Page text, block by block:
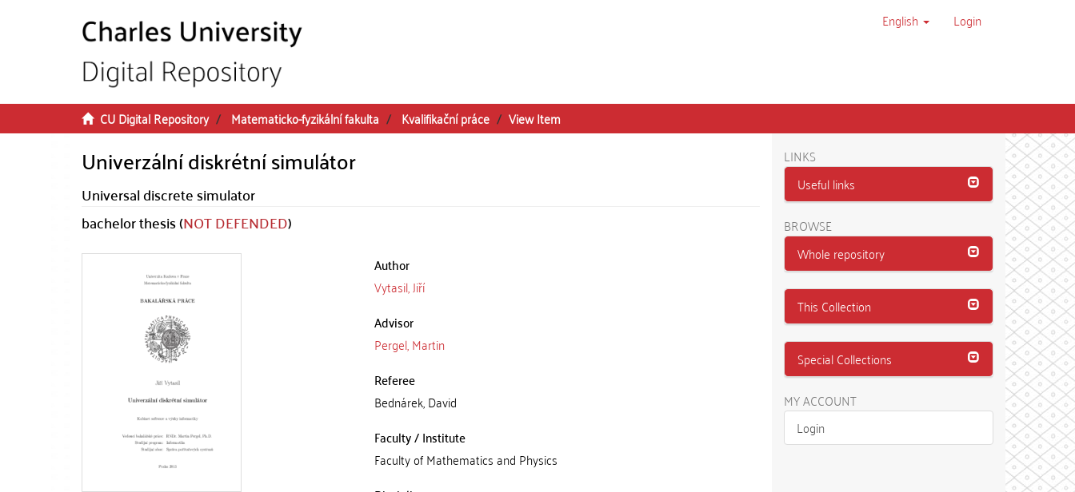
English Login
CU Digital Repository Matematicko-fyzikální fakulta Kvalifikační práce View Item
Univerzální diskrétní simulátor
Universal discrete simulator
bachelor thesis (NOT DEFENDED)
Author
Vytasil, Jiří
Advisor
Pergel, Martin
Referee
Bednárek, David
Faculty / Institute
Faculty of Mathematics and Physics
LINKS
Useful links
BROWSE
Whole repository
This Collection
Special Collections
MY ACCOUNT
Login